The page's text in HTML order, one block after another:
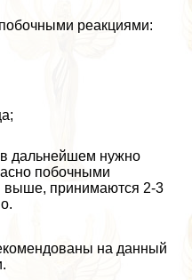
реакциями:
дальнейшем нужно
побочными
выше, принимаются 2-3
на данный